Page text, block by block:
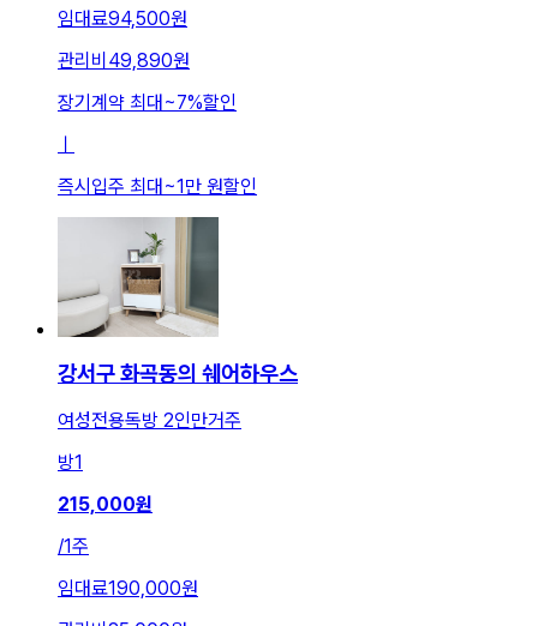
임대료94,500원
관리비 49,890원
장기계약 최대~7%할인
ㅣ
즉시입주 최대~1만 원할인
강서구 화곡동의 쉐어하우스
여성전용독방 2인만거주
방1
215,000원
/1주
임대료190,000원